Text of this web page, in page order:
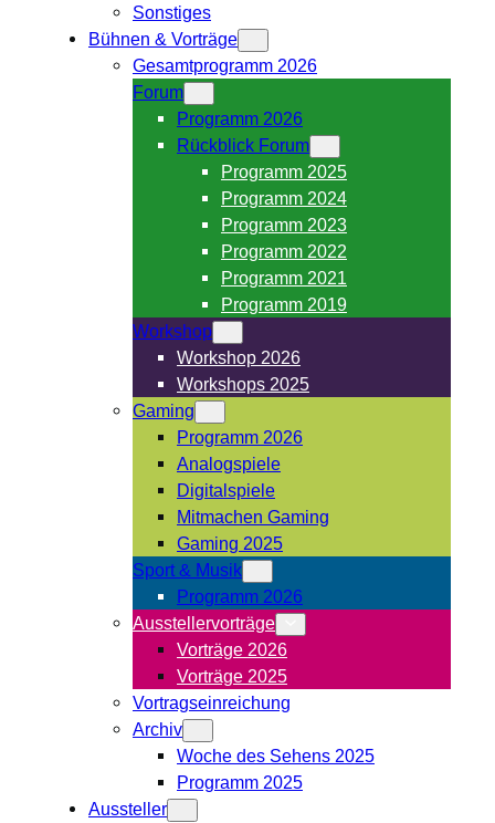
Sonstiges
Bühnen & Vorträge
Gesamtprogramm 2026
Forum
Programm 2026
Rückblick Forum
Programm 2025
Programm 2024
Programm 2023
Programm 2022
Programm 2021
Programm 2019
Workshop
Workshop 2026
Workshops 2025
Gaming
Programm 2026
Analogspiele
Digitalspiele
Mitmachen Gaming
Gaming 2025
Sport & Musik
Programm 2026
Ausstellervorträge
Vorträge 2026
Vorträge 2025
Vortragseinreichung
Archiv
Woche des Sehens 2025
Programm 2025
Aussteller